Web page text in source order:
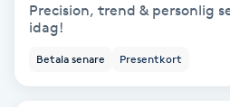
Pigmentbehandling
Pigmentfläckar
Precision, trend & personlig
idag!
Betala senare Presentkort